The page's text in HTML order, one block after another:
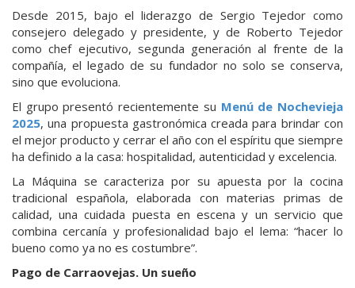
Desde 2015, bajo el liderazgo de Sergio Tejedor como
consejero delegado y presidente, y de Roberto Tejedor
como chef ejecutivo, segunda generación al frente de la
compañía, el legado de su fundador no solo se conserva,
sino que evoluciona.
El grupo presentó recientemente su Menú de Nochevieja
2025, una propuesta gastronómica creada para brindar con
el mejor producto y cerrar el año con el espíritu que siempre
ha definido a la casa: hospitalidad, autenticidad y excelencia.
La Máquina se caracteriza por su apuesta por la cocina
tradicional española, elaborada con materias primas de
calidad, una cuidada puesta en escena y un servicio que
combina cercanía y profesionalidad bajo el lema: “hacer lo
bueno como ya no es costumbre”.
Pago de Carraovejas. Un sueño